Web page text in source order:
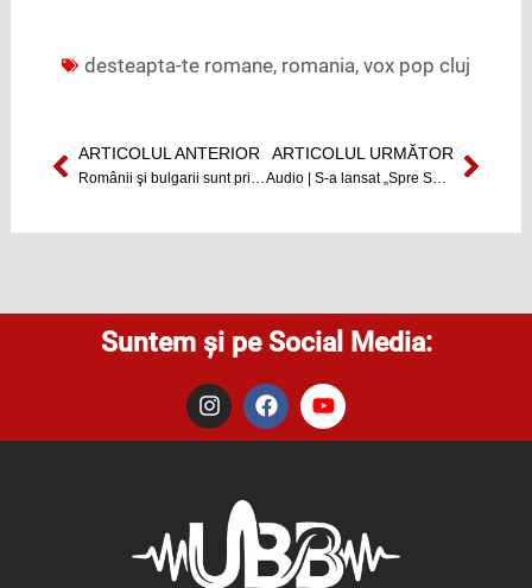
desteapta-te romane, romania, vox pop cluj
Prev
ARTICOLUL ANTERIOR
Românii şi bulgarii sunt primiṭi să muncească în Olanda
ARTICOLUL URMĂTOR
Audio | S-a lansat „Spre Sud, la Lăceni” de Ștefan Baghiu! Next
Suntem și pe Social Media:
I
n
s
m
F
a
c
o
k
Y
o
u
e